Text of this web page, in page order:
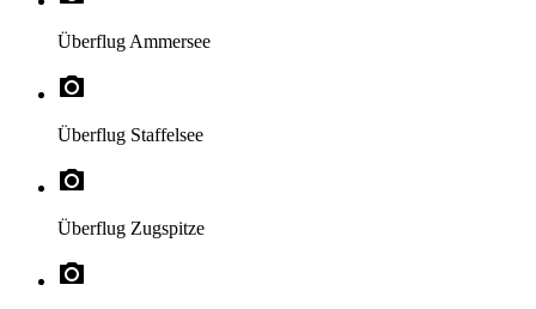
Überflug Ammersee
Überflug Staffelsee
Überflug Zugspitze